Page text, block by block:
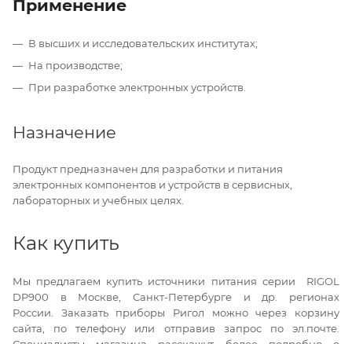
Применение
В высших и исследовательских институтах;
На производстве;
При разработке электронных устройств.
Назначение
Продукт предназначен для разработки и питания
электронных компонентов и устройств в сервисных,
лабораторных и учебных целях.
Как купить
Мы предлагаем купить источники питания серии RIGOL
DP900 в Москве, Санкт-Петербурге и др. регионах
России. Заказать приборы Ригол можно через корзину
сайта, по телефону или отправив запрос по эл.почте.